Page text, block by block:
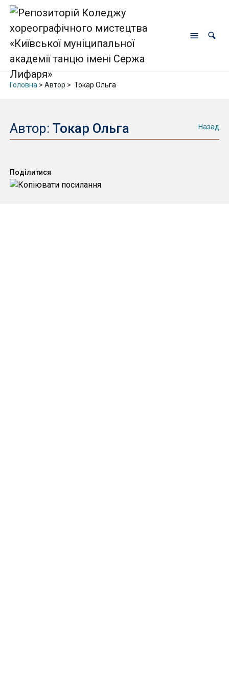
Головна > Автор > Токар Ольга
Автор: Токар Ольга Назад
Поділитися